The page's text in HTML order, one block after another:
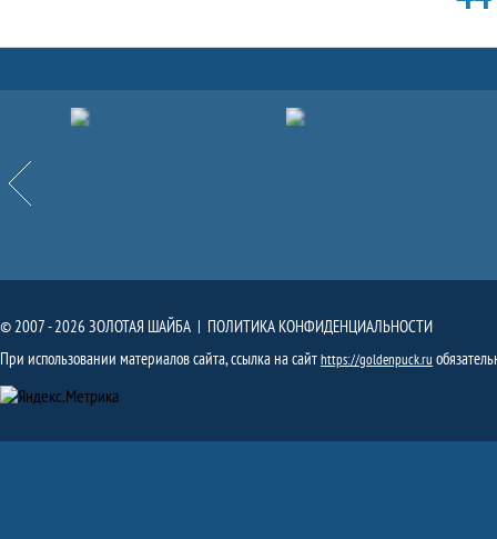
Назад
Партнёры
© 2007 - 2026 ЗОЛОТАЯ ШАЙБА | ПОЛИТИКА КОНФИДЕНЦИАЛЬНОСТИ
При использовании материалов сайта, ссылка на сайтhttps://goldenpuck.ru